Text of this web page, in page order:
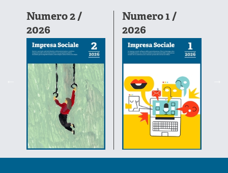
Numero 2 /
2026
Numero 1 /
2026